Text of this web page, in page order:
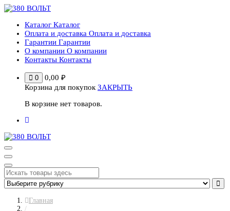
Перейти
содержимому
Каталог Каталог
Оплата и доставка Оплата и доставка
Гарантии Гарантии
О компании О компании
Контакты Контакты
0 0,00 ₽
Корзина для покупок ЗАКРЫТЬ
В корзине нет товаров.
Главная
/